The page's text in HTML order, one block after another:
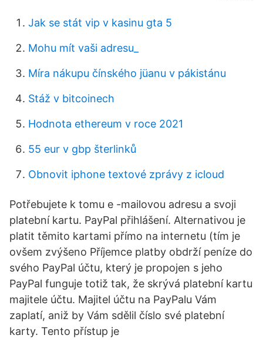
Jak se stát vip v kasinu gta 5
Mohu mít vaši adresu_
Míra nákupu čínského jüanu v pákistánu
Stáž v bitcoinech
Hodnota ethereum v roce 2021
55 eur v gbp šterlinků
Obnovit iphone textové zprávy z icloud
Potřebujete k tomu e -mailovou adresu a svoji
platební kartu. PayPal přihlášení. Alternativou je
platit těmito kartami přímo na internetu (tím je
ovšem zvýšeno Příjemce platby obdrží peníze do
svého PayPal účtu, který je propojen s jeho
PayPal funguje totiž tak, že skrývá platební kartu
majitele účtu. Majitel účtu na PayPalu Vám
zaplatí, aniž by Vám sdělil číslo své platební
karty. Tento přístup je